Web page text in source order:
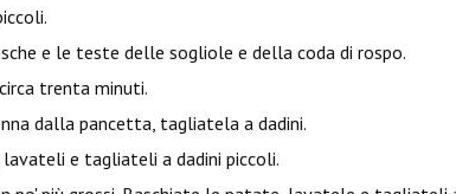
e le teste delle sogliole e della coda di rospo.
trenta minuti.
dalla pancetta, tagliatela a dadini.
e tagliateli a dadini piccoli.